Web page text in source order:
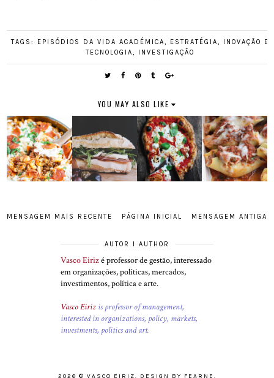
TAGS: EPISÓDIOS DA VIDA ACADÉMICA, ESTRATÉGIA,
INOVAÇÃO E
TECNOLOGIA, INVESTIGAÇÃO
YOU MAY ALSO LIKE
MENSAGEM MAIS RECENTE MENSAGEM ANTIGA
PÁGINA INICIAL
AUTOR I AUTHOR
Vasco Eirizé professor de gestão, interessado
em organizações, políticas, mercados,
investimentos, política e arte.
Vasco Eiriz is professor of management,
interested in organizations, policy, markets,
investments, politics and art.
2026 © VASCO EIRIZ. DESIGN BY FEARNE .